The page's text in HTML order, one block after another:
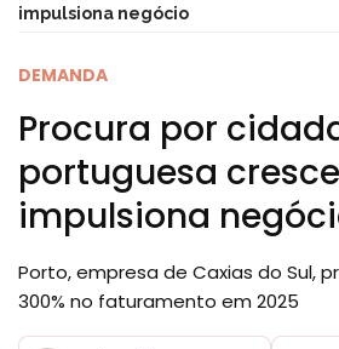
impulsiona negócio
DEMANDA
Procura por
portuguesa
impulsiona
Porto, empresa de Caxias do Sul,
300% no faturamento em 2025